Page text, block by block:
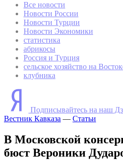
Все новости
Новости России
Новости Турции
Новости Экономики
статистика
абрикосы
Россия и Турция
сельское хозяйство на
клубника
Подписывайтесь на наш
Вестник Кавказа — Статьи
В Московской
бюст Вероники